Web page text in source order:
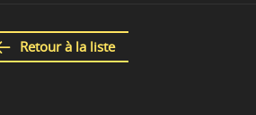
Retour à la liste